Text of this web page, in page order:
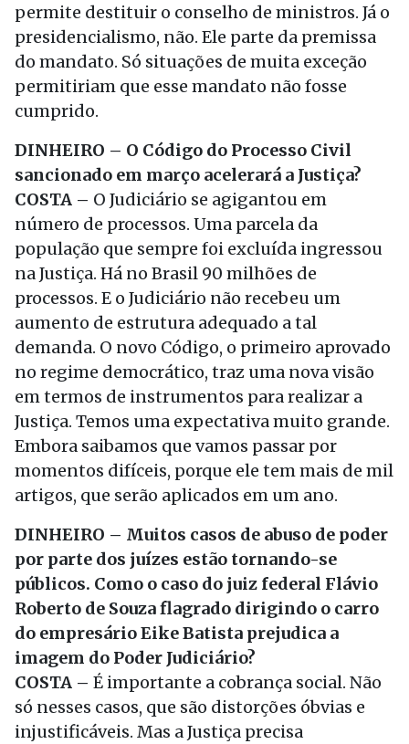
permite destituir o conselho de ministros. Já o
presidencialismo, não. Ele parte da premissa
do mandato. Só situações de muita exceção
permitiriam que esse mandato não fosse
cumprido.
DINHEIRO – O Código do Processo Civil
sancionado em março acelerará a Justiça?
COSTA – O Judiciário se agigantou em
número de processos. Uma parcela da
população que sempre foi excluída ingressou
na Justiça. Há no Brasil 90 milhões de
processos. E o Judiciário não recebeu um
aumento de estrutura adequado a tal
demanda. O novo Código, o primeiro aprovado
no regime democrático, traz uma nova visão
em termos de instrumentos para realizar a
Justiça. Temos uma expectativa muito grande.
Embora saibamos que vamos passar por
momentos difíceis, porque ele tem mais de mil
artigos, que serão aplicados em um ano.
DINHEIRO – Muitos casos de abuso de poder
por parte dos juízes estão tornando-se
públicos. Como o caso do juiz federal Flávio
Roberto de Souza flagrado dirigindo o carro
do empresário Eike Batista prejudica a
imagem do Poder Judiciário?
COSTA – É importante a cobrança social. Não
só nesses casos, que são distorções óbvias e
injustificáveis. Mas a Justiça precisa